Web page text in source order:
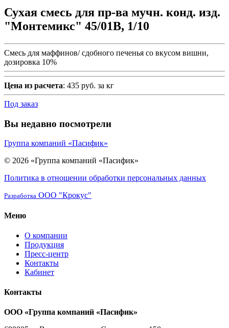
Сухая смесь для пр-ва мучн. конд. изд.
"Монтемикс" 45/01В, 1/10
Смесь для маффинов/ сдобного печенья со вкусом вишни,
дозировка 10%
Цена из расчета: 435 руб. за кг
Под заказ
Вы недавно посмотрели
Группа компаний «Пасифик»
© 2026 «Группа компаний «Пасифик»
Политика в отношении обработки персональных данных
Разработка ООО "Крокус"
Меню
О компании
Продукция
Пресс-центр
Контакты
Кабинет
Контакты
ООО «Группа компаний «Пасифик»